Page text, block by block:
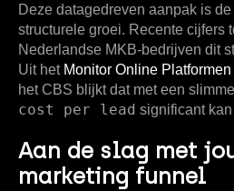
Deze datagedreven aanpak is
structurele groei. Recente cijfers
Nederlandse MKB-bedrijven dit
Uit het Monitor Online
het CBS blijkt dat met een
cost per lead significant
Aan de slag met
marketing funnel